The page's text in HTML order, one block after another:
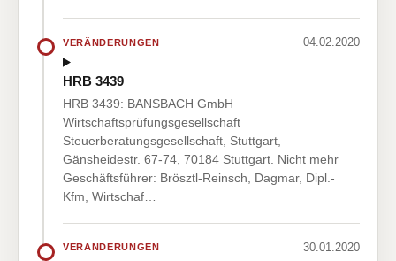
VERÄNDERUNGEN 04.02.2020
HRB 3439
HRB 3439: BANSBACH GmbH
Wirtschaftsprüfungsgesellschaft
Steuerberatungsgesellschaft, Stuttgart,
Gänsheidestr. 67-74, 70184 Stuttgart. Nicht mehr
Geschäftsführer: Brösztl-Reinsch, Dagmar, Dipl.-
Kfm, Wirtschaf…
VERÄNDERUNGEN 30.01.2020